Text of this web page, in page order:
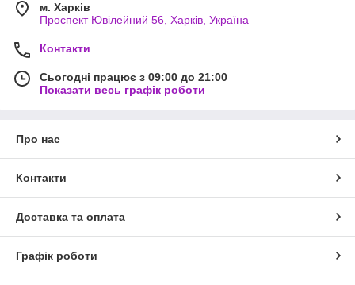
м. Харків
Проспект Ювілейний 56, Харків, Україна
Контакти
Сьогодні працює з 09:00 до 21:00
Показати весь графік роботи
Про нас
Контакти
Доставка та оплата
Графік роботи